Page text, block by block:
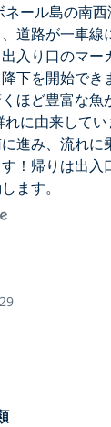
ール島の南
道路が一車
入り口のマ
下を開始で
ほど豊富な
に由来して
進み、流れ
！帰りは出
ます。